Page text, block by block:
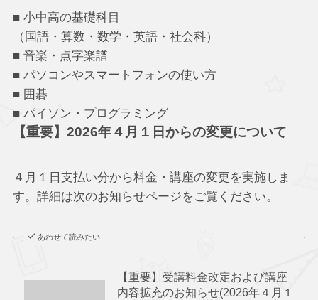
■ 小中高の基礎科目
（国語・算数・数学・英語・社会科）
■ 音楽・点字楽譜
■ パソコンやスマートフォンの使い方
■ 囲碁
■ パイソン・プログラミング
【重要】2026年４月１日からの変更について
４月１日支払い分から料金・講座の変更を実施しま
す。詳細は次のお知らせページをご覧ください。
あわせて読みたい
【重要】受講料金改定および講座
内容拡充のお知らせ(2026年４月１